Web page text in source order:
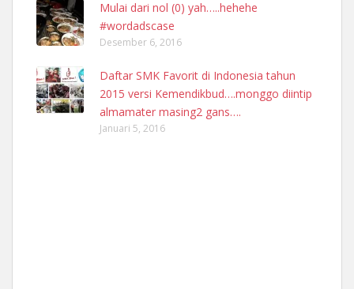
Mulai dari nol (0) yah…..hehehe
#wordadscase
Desember 6, 2016
Daftar SMK Favorit di Indonesia tahun
2015 versi Kemendikbud….monggo diintip
almamater masing2 gans….
Januari 5, 2016